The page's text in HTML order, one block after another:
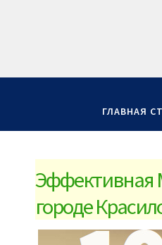
ГЛАВНАЯ
Эффективная
городе